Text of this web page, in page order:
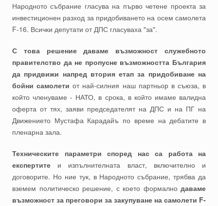
Народното събрание гласува на първо четене проекта за
инвестиционен разход за придобиването на осем самолета
F-16. Всички депутати от ДПС гласуваха "за".
С това решение даваме възможност служебното
правителство да не пропусне възможността България
да придвижи напред втория етап за придобиване на
бойни самолети от най-силния наш партньор в съюза, в
който членуваме - НАТО, в срока, в който имаме валидна
оферта от тях, заяви председателят на ДПС и на ПГ на
Движението Мустафа Карадайъ по време на дебатите в
пленарна зала.
Техническите параметри според нас са работа на
експертите и изпълнителната власт, включително и
договорите. Но ние тук, в Народното събрание, трябва да
вземем политическо решение, с което формално даваме
възможност за преговори за закупуване на самолети F-